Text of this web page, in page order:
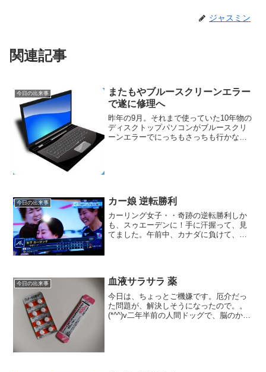
ジャスミン
関連記事
今日の出来事
またもやブルースクリーンエラー
で遂に修理へ
昨年の9月。それまで使っていた10年物の
ディスクトップパソコンがブルースクリ
ーンエラーでにっちもさっちも行かなく
今日の出来事 カー娘 逆転勝利
カーリング女子・・奇跡の逆転勝利しか
も、スゥエーデンに！手に汗握って、見
てました。午前中、カナダに負けて、ど
今日の出来事 血液サラサラ 薬
今日は、ちょっとご機嫌です。厄介だっ
た問題が、解決しそうになったので。。
(*^^)v二年半前の人間ドッグで、脳のかな